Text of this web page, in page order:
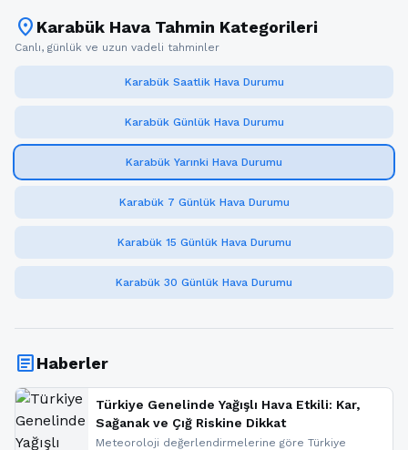
location_on Karabük Hava Tahmin Kategorileri
Canlı, günlük ve uzun vadeli tahminler
Karabük Saatlik Hava Durumu
Karabük Günlük Hava Durumu
Karabük Yarınki Hava Durumu
Karabük 7 Günlük Hava Durumu
Karabük 15 Günlük Hava Durumu
Karabük 30 Günlük Hava Durumu
articleHaberler
Türkiye Genelinde Yağışlı Hava Etkili: Kar,
Sağanak ve Çığ Riskine Dikkat
Meteoroloji değerlendirmelerine göre Türkiye